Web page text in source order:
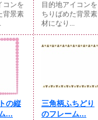
コンを
背景素
目的地アイコンを
ちりばめた背景素
材になり...
の縦
...
三角柄ふちどり
のフレーム...